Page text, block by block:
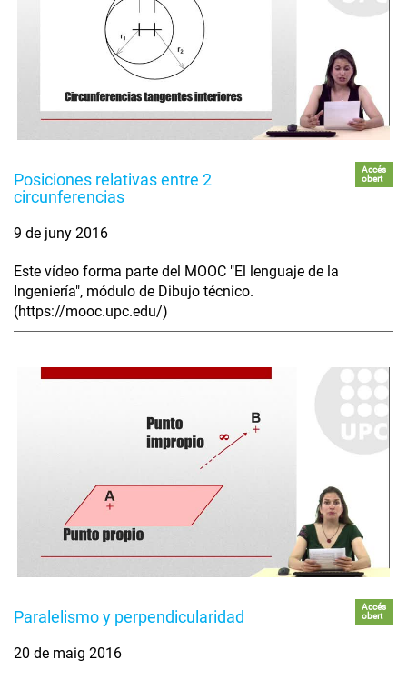
Posiciones relativas entre 2
circunferencias
Accés
obert
9 de juny 2016
Este vídeo forma parte del MOOC "El lenguaje de la
Ingeniería", módulo de Dibujo técnico.
(https://mooc.upc.edu/)
Paralelismo y perpendicularidad
Accés
obert
20 de maig 2016